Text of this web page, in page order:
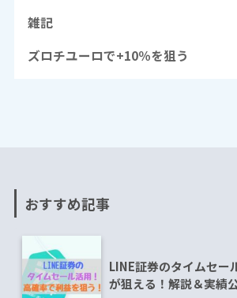
雑記
ズロチユーロで+10％を狙う
おすすめ記事
LINE証券のタイムセー
が狙える！解説＆実績